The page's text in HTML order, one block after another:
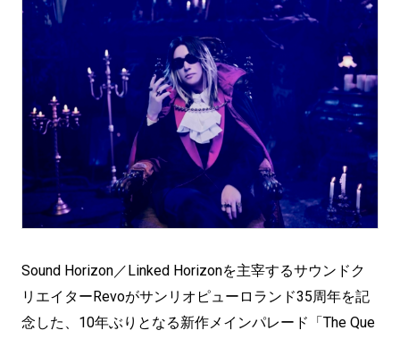
Sound Horizon／Linked Horizonを主宰するサウンドク
リエイターRevoがサンリオピューロランド35周年を記
念した、10年ぶりとなる新作メインパレード「The Que